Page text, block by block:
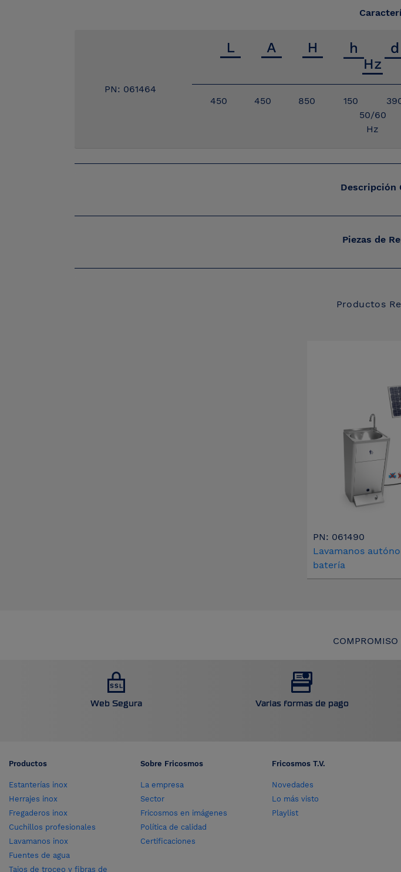
PN: 061464
450
450 850 150
50/60
Hz
Descripción
Piezas de
Productos
PN: 061490
Lavamanos
batería
Web Segura Varias formas de pago
Productos
Estanterías inox
Herrajes inox
Fregaderos inox
Cuchillos profesionales
Lavamanos inox
Fuentes de agua
Tajos de troceo y fibras de
Sobre Fricosmos
La empresa
Sector
Fricosmos en imágenes
Política de calidad
Certificaciones
Fricosmos T.V.
Novedades
Lo más visto
Playlist